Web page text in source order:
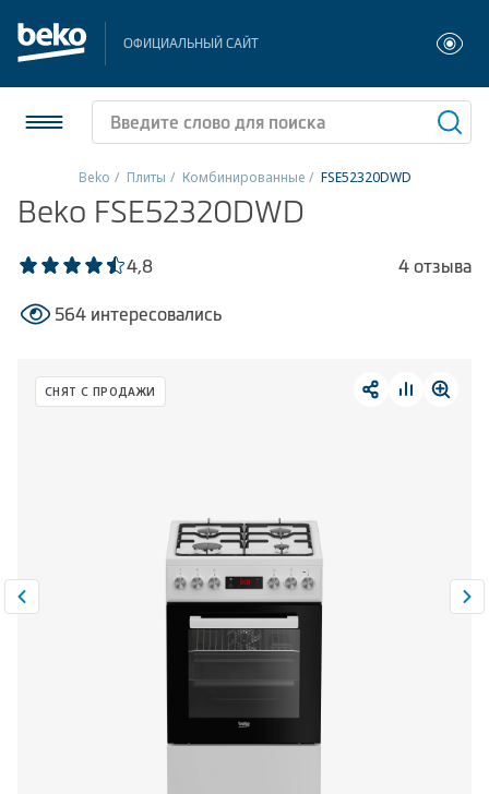
ОФИЦИАЛЬНЫЙ САЙТ
Холодильники и морозильники
Стиральные и сушильные машины
Посудомоечные машины
Встраиваемая техника
Сравнить 0
Beko Плиты Комбинированные FSE52320DWD
Beko FSE52320DWD
4,8 4 отзыва
564 интересовались
СНЯТ С ПРОДАЖИ